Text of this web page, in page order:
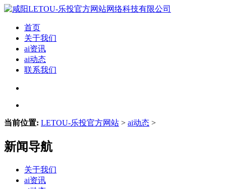
首页
关于我们
ai资讯
ai动态
联系我们
当前位置: LETOU-乐投官方网站 > ai动态 >
新闻导航
关于我们
ai资讯